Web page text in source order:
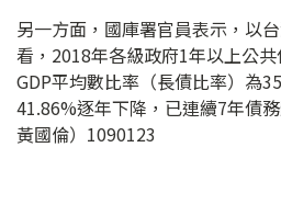
另一方面，國庫署官員表示，以
看，2018年各級政府1年以上公
GDP平均數比率（長債比率）為
41.86%逐年下降，已連續7年債
黃國倫）1090123